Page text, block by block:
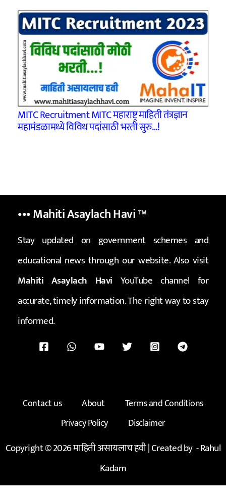
MITC Recruitment MITC महाराष्ट्र माहिती तंत्रज्ञान
महामंडळामध्ये विविध पदांसाठी भरती सुरु…!
••• Mahiti Asaylach Havi™
Stay updated on government schemes and
educational news through our website. Also visit
Mahiti Asaylach Havi YouTube channel for
accurate, timely information. The right way to stay
informed.
Contact us About
Terms and Conditions
Privacy Policy
Disclaimer
Copyright © 2026 माहिती असायलाच हवी | Created by -Rahul
Kadam